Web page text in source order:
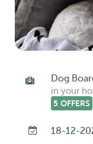
Dog
in your
5 OFFERS
18-12-